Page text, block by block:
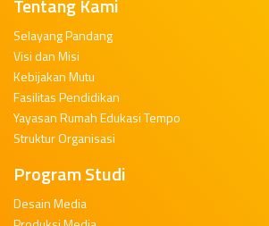
Tentang Kami
Selayang Pandang
Visi dan Misi
Kebijakan Mutu
Fasilitas Pendidikan
Yayasan Rumah Edukasi Tempo
Struktur Organisasi
Program Studi
Desain Media